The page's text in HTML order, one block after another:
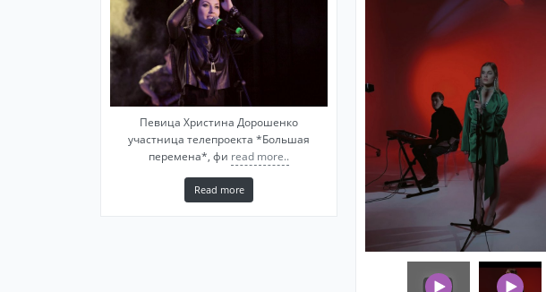
Певица Христина Дорошенко
участница телепроекта *Большая
перемена*, фи read more..
Read more